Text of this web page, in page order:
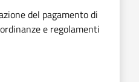
del pagamento di
e regolamenti